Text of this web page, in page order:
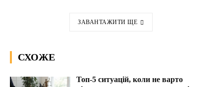
ЗАВАНТАЖИТИ ЩЕ
СХОЖЕ
Топ-5 ситуацій, коли не варто